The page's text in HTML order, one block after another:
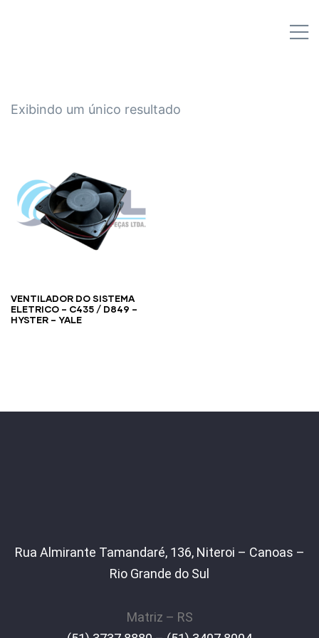
Exibindo um único resultado
VENTILADOR DO SISTEMA
ELETRICO – C435 / D849 –
HYSTER – YALE
Rua Almirante Tamandaré, 136, Niteroi – Canoas –
Rio Grande do Sul
Matriz – RS